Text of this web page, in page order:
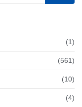
(1)
(561)
(10)
(4)